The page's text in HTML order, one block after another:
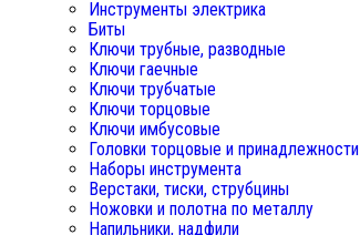
Инструменты электрика
Биты
Ключи трубные, разводные
Ключи гаечные
Ключи трубчатые
Ключи торцовые
Ключи имбусовые
Головки торцовые и принадлежности
Наборы инструмента
Верстаки, тиски, струбцины
Ножовки и полотна по металлу
Напильники, надфили